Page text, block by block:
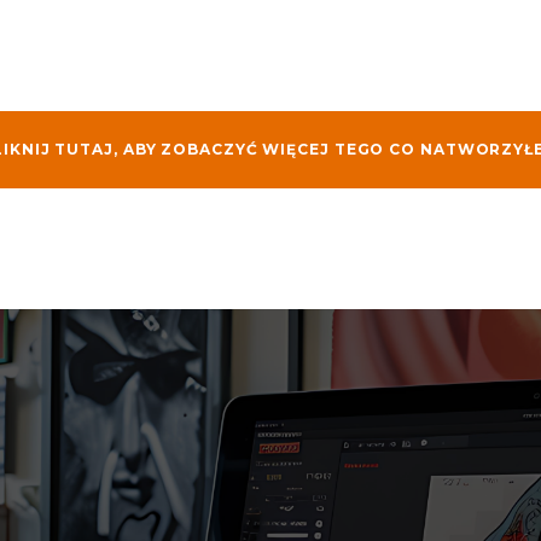
TUTAJ, ABY ZOBACZYĆ WIĘCEJ TEGO CO